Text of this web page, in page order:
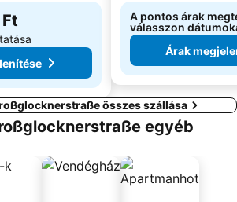
A pontos árak
válasszon
Árak
összes szállása
egyéb